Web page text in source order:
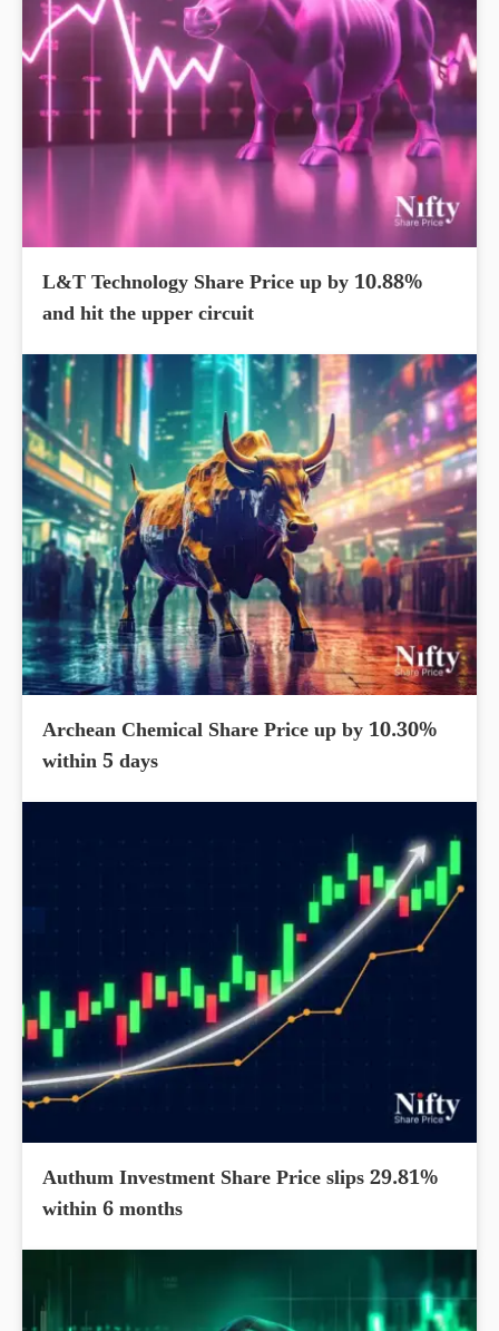
L&T Technology Share Price up by 10.88%
and hit the upper circuit
Archean Chemical Share Price up by 10.30%
within 5 days
Authum Investment Share Price slips 29.81%
within 6 months